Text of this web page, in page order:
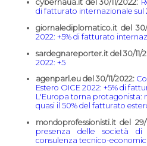
cybernaua.it del 30/11/2022:
di fatturato internazionale sul
giornalediplomatico.it del 30/
2022: +5% di fatturato
sardegnareporter.it del 30/11/
2022: +5
agenparl.eu del 30/11/2022:
Estero OICE 2022: +5% di
L'Europa torna protagonista:
quasi il 50% del fatturato
mondoprofessionisti.it del 29/
presenza delle società
consulenza tecnico-